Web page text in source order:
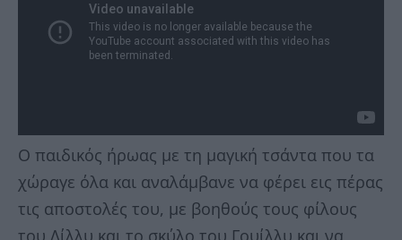
Ο παιδικός ήρωας με τη μαγική τσάντα που τα
χώραγε όλα και αναλάμβανε να φέρει εις πέρας
τις αποστολές του, με βοηθούς τους φίλους
του Λίλλυ και το σκύλο του Γουίλλυ και να